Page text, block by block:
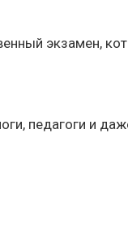
экзамен,
педагоги и